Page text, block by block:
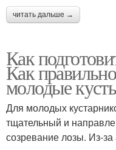
читать дальше →
Как
Как
молодые
Для молодых
тщательный и
созревание лозы. Из-за